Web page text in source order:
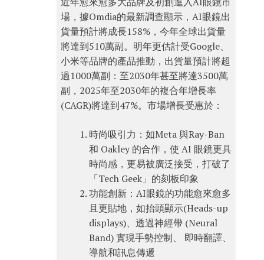
場，據Omdia的最新調查顯示，AI眼鏡出
貨量預計將成長158%，今年全球出貨量
將達到510萬副。明年更估計受Google、
小米等品牌的產品推動，出貨量預計將超
過1000萬副：至2030年甚至將達3500萬
副，2025年至2030年的複合年增長率
(CAGR)將達到47%。市場增長受惠於：
時尚吸引力：如Meta 與Ray-Ban
和 Oakley 的合作，使 AI 眼鏡更具
時尚感，更易被廣泛接受，打破了
「Tech Geek」的刻板印象
功能創新：AI眼鏡的功能愈來愈多
且更貼地，如抬頭顯示(Heads-up
displays)、透過神經帶 (Neural
Band) 實現手勢控制、 即時翻譯、
導航和訊息傳遞